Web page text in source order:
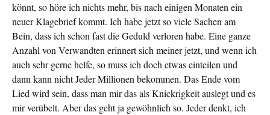
könnt, so höre ich nichts mehr, bis nach einigen Monaten ein
neuer Klagebrief kommt. Ich habe jetzt so viele Sachen am
Bein, dass ich schon fast die Geduld verloren habe. Eine ganze
Anzahl von Verwandten erinnert sich meiner jetzt, und wenn ich
auch sehr gerne helfe, so muss ich doch etwas ein­teilen und
dann kann nicht Jeder Mil­lionen bekommen. Das Ende vom
Lied wird sein, dass man mir das als Knickrigkeit auslegt und es
mir verübelt. Aber das geht ja gewöhnlich so. Jeder denkt, ich